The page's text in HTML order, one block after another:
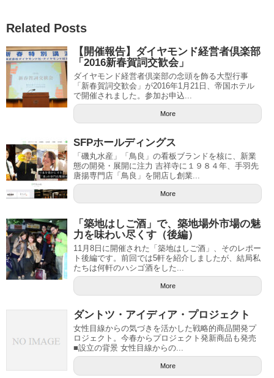
Related Posts
【開催報告】ダイヤモンド経営者倶楽部
「2016新春賀詞交歓会」
ダイヤモンド経営者倶楽部の念頭を飾る大型行事
「新春賀詞交歓会」が2016年1月21日、帝国ホテル
で開催されました。参加お申込...
More
SFPホールディングス
「磯丸水産」「鳥良」の看板ブランドを核に、新業
態の開発・展開に注力 吉祥寺に１９８４年、手羽先
唐揚専門店「鳥良」を開店し創業...
More
「築地はしご酒」で、築地場外市場の魅
力を味わい尽くす（後編）
11月8日に開催された「築地はしご酒」、そのレポー
ト後編です。前回では5軒を紹介しましたが、結局私
たちは何軒のハシゴ酒をした...
More
ダントツ・アイディア・プロジェクト
女性目線からの気づきを活かした戦略的商品開発プ
ロジェクト。今春からプロジェクト発新商品も発売
■設立の背景 女性目線からの...
More